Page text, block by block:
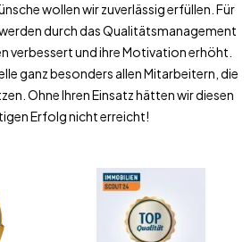
wollen wir zuverlässig erfüllen. Für
durch das Qualitätsmanagement
verbessert und ihre Motivation erhöht.
ganz besonders allen Mitarbeitern, die
Ohne Ihren Einsatz hätten wir diesen
Erfolg nicht erreicht!